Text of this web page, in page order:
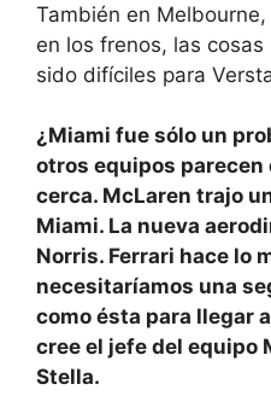
También en
en los frenos, las
sido difíciles para
¿Miami fue sólo un
otros equipos parecen
cerca. McLaren trajo
Miami. La nueva
Norris. Ferrari hace lo
necesitaríamos una
como ésta para llegar
cree el jefe del equipo
Stella.